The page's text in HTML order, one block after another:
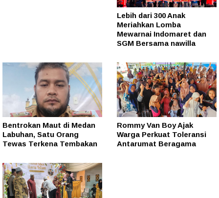
Lebih dari 300 Anak
Meriahkan Lomba
Mewarnai Indomaret dan
SGM Bersama nawilla
Bentrokan Maut di Medan
Labuhan, Satu Orang
Tewas Terkena Tembakan
Rommy Van Boy Ajak
Warga Perkuat Toleransi
Antarumat Beragama